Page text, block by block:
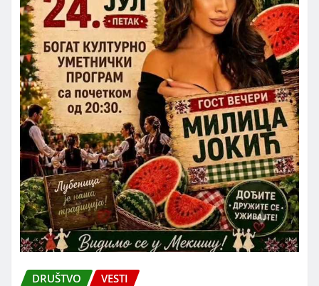
DRUŠTVO VESTI